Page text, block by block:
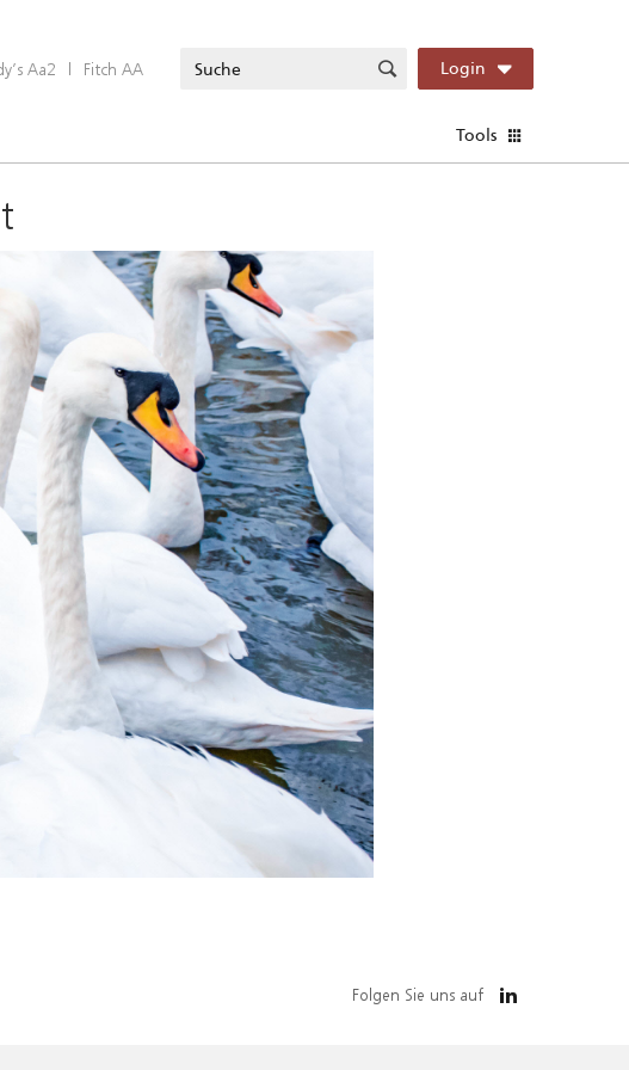
Aa2 | Fitch AA Login
Tools
Folgen Sie uns auf